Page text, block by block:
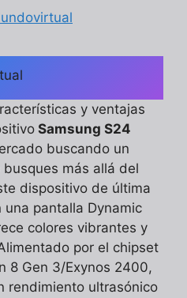
y ventajas
Samsung S24
buscando un
más allá del
dispositivo de última
pantalla Dynamic
colores vibrantes y
por el chipset
8 Gen 3/Exynos 2400,
rendimiento ultrasónico